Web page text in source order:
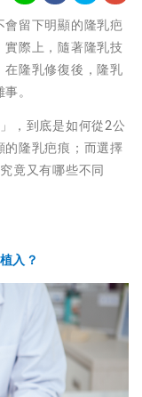
留下明顯的隆乳疤
際上，隨著隆乳技
隆乳修復後，隆乳
。
，到底是如何從2公
隆乳疤痕；而選擇
竟又有哪些不同
入？